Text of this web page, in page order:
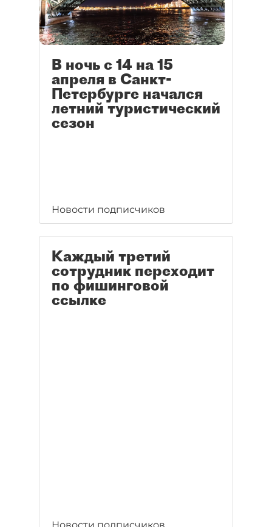
В ночь с 14 на 15
апреля в Санкт-
Петербурге начался
летний туристический
сезон
Новости подписчиков
Каждый третий
сотрудник переходит
по фишинговой
ссылке